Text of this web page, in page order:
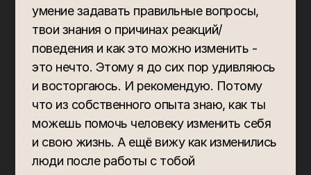
умение задавать правильные вопросы,
твои знания о причинах реакций/
поведения и как это можно изменить -
это нечто. Этому я до сих пор удивляюсь
и восторгаюсь. И рекомендую. Потому
что из собственного опыта знаю, как ты
можешь помочь человеку изменить себя
и свою жизнь. А ещё вижу как изменились
люди после работы с тобой